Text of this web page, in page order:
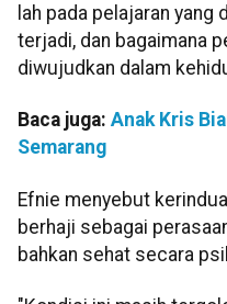
lah pada pelajaran yang
terjadi, dan bagaimana
diwujudkan dalam
Baca juga: Anak Kris
Semarang
Efnie menyebut
berhaji sebagai
bahkan sehat secara